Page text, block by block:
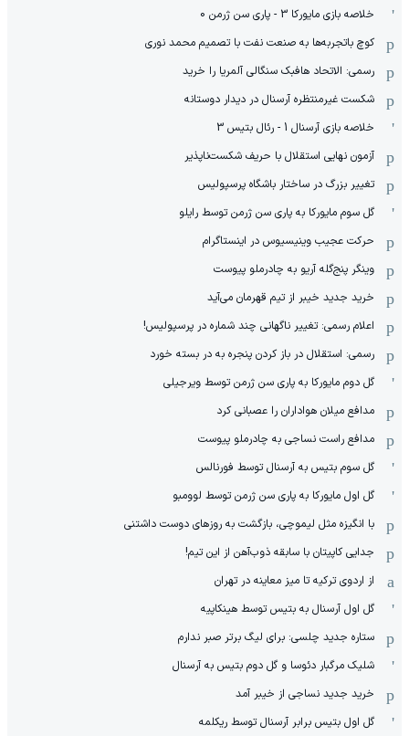
خلاصه بازی مایورکا 3 - پاری سن ژرمن 0
کوچ باتجربه‌ها به صنعت نفت با تصمیم محمد نوری
رسمی: الاتحاد هافبک سنگالی آلمریا را خرید
شکست غیرمنتظره آرسنال در دیدار دوستانه
خلاصه بازی آرسنال 1 - رئال بتیس 3
آزمون نهایی استقلال با حریف شکست‌ناپذیر
تغییر بزرگ در ساختار باشگاه پرسپولیس
گل سوم مایورکا به پاری سن ژرمن توسط رایلو
حرکت عجیب وینیسیوس در اینستاگرام
وینگر پنج‌گله آریو به چادرملو پیوست
خرید جدید خیبر از تیم قهرمان می‌آید
اعلام رسمی: تغییر ناگهانی چند شماره در پرسپولیس!
رسمی: استقلال در باز کردن پنجره به در بسته خورد
گل دوم مایورکا به پاری سن ژرمن توسط ویرجیلی
مدافع میلان هواداران را عصبانی کرد
مدافع راست نساجی به چادرملو پیوست
گل سوم بتیس به آرسنال توسط فورنالس
گل اول مایورکا به پاری سن ژرمن توسط لوومبو
با انگیزه مثل لیموچی، بازگشت به روزهای دوست داشتنی
جدایی کاپیتان با سابقه ذوب‌آهن از این تیم!
از اردوی ترکیه تا میز معاینه در تهران
گل اول آرسنال به بتیس توسط هینکاپیه
ستاره جدید چلسی: برای لیگ برتر صبر ندارم
شلیک مرگبار دئوسا و گل دوم بتیس به آرسنال
خرید جدید نساجی از خیبر آمد
گل اول بتیس برابر آرسنال توسط ریکلمه